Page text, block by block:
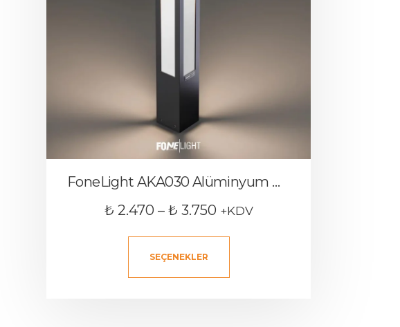
FoneLight AKA030 Alüminyum Dış Mekan Bollard Bahçe Aydınlatması
₺ 2.470 – ₺ 3.750 +KDV
SEÇENEKLER